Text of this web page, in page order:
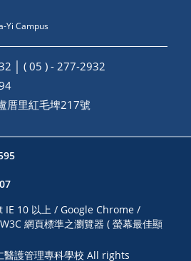
Yi Campus
│ ( 05 ) - 277-2932
厝里紅毛埤217號
IE 10 以上 / Google Chrome /
網頁標準之瀏覽器 ( 螢幕最佳顯
護管理專科學校 All rights